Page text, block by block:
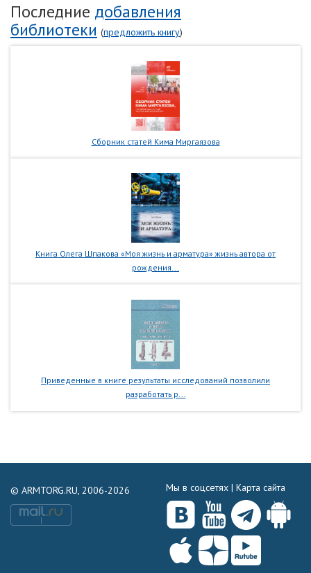
Последние добавления
библиотеки (предложить книгу)
Сборник статей Кима Миргаязова
Книга Олега Шпакова «Моя жизнь и арматура» жизнь автора от
рождения...
Приведенные в книге результаты исследований позволили
разработать р...
© ARMTORG.RU, 2006-2026 Мы в соцсетях | Карта сайта